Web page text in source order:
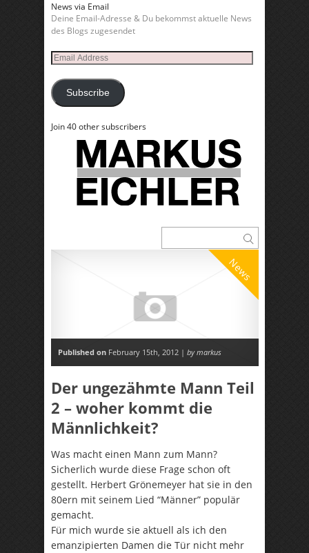
News via Email
Deine Email-Adresse & Du bekommst aktuelle News
des Blogs zugesendet
Email
Address
Subscribe
Join 40 other subscribers
News
Published on February 15th, 2012 | by markus
Der ungezähmte Mann Teil
2 – woher kommt die
Männlichkeit?
Was macht einen Mann zum Mann?
Sicherlich wurde diese Frage schon oft
gestellt. Herbert Grönemeyer hat sie in den
80ern mit seinem Lied “Männer” populär
gemacht.
Für mich wurde sie aktuell als ich den
emanzipierten Damen die Tür nicht mehr